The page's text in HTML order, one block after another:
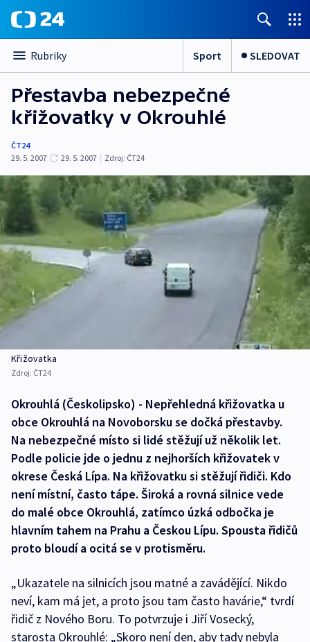
Rubriky Sport SLEDOVAT
Přestavba nebezpečné
křižovatky v Okrouhlé
ČT24
29. 5. 2007
29. 5. 2007 | Zdroj: ČT24
Křižovatka
Zdroj: ČT24
Okrouhlá (Českolipsko) - Nepřehledná křižovatka u
obce Okrouhlá na Novoborsku se dočká přestavby.
Na nebezpečné místo si lidé stěžují už několik let.
Podle policie jde o jednu z nejhorších křižovatek v
okrese Česká Lípa. Na křižovatku si stěžují řidiči. Kdo
není místní, často tápe. Široká a rovná silnice vede
do malé obce Okrouhlá, zatímco úzká odbočka je
hlavním tahem na Prahu a Českou Lípu. Spousta řidičů
proto bloudí a ocitá se v protisměru.
„Ukazatele na silnicích jsou matné a zavádějící. Nikdo
neví, kam má jet, a proto jsou tam často havárie,“ tvrdí
řidič z Nového Boru. To potvrzuje i Jiří Vosecký,
starosta Okrouhlé: „Skoro není den, aby tady nebyla